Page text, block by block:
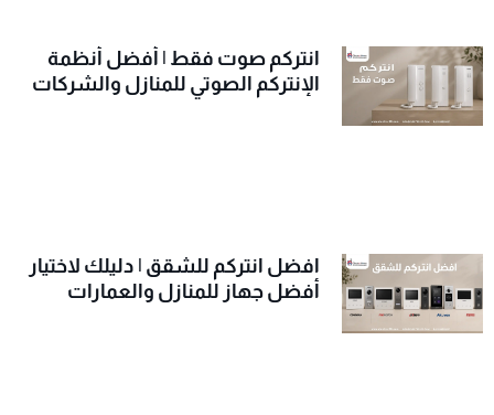
انتركم صوت فقط | أفضل أنظمة
الإنتركم الصوتي للمنازل والشركات
افضل انتركم للشقق | دليلك لاختيار
أفضل جهاز للمنازل والعمارات